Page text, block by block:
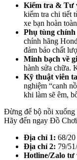
Kiểm tra & Tư
kiểm tra chi tiết
xe bạn hoàn
Phụ tùng chính
chính hãng
đảm bảo chất
Minh bạch về
hành sửa chữa.
Kỹ thuật viên
nghiệm “canh
khi làm sẽ êm,
Đừng để bộ nồi xuống
Hãy đến ngay Đồ
Địa chỉ 1: 68/
Địa chỉ 2: 79/
Hotline/Zalo tư